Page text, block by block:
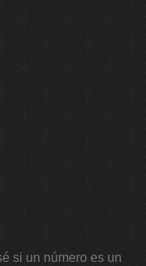
si un número es un